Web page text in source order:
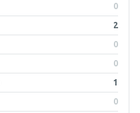
0
2
0
0
1
0